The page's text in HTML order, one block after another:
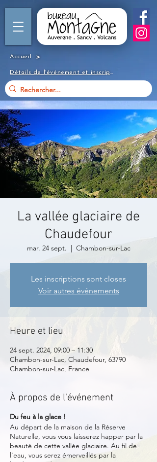
Accueil >
Détails de l'événement et inscription
La vallée glaciaire de
Chaudefour
mar. 24 sept.
  |
Chambon-sur-Lac
Les inscriptions sont closes
Voir autres événements
Heure et lieu
24 sept. 2024, 09:00 – 11:30
Chambon-sur-Lac, Chaudefour, 63790
Chambon-sur-Lac, France
À propos de l'événement
Du feu à la glace !
Au départ de la maison de la Réserve
Naturelle, vous vous laisserez happer par la
beauté de cette vallée glaciaire. Au fil de
l'eau, vous serez émerveillés par la